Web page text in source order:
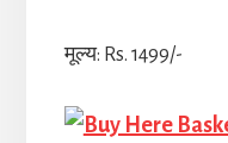
मूल्य: Rs. 1499/-